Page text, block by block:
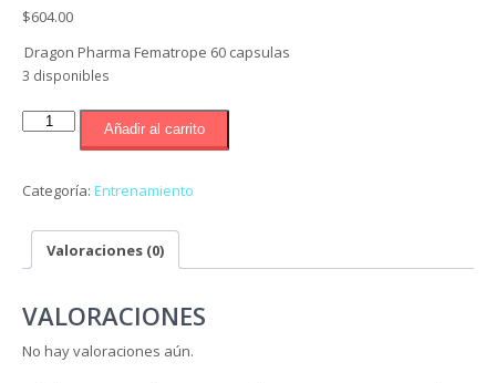
$604.00
Dragon Pharma Fematrope 60 capsulas
3 disponibles
Dragon
60
cantidad
Añadir al carrito
Categoría: Entrenamiento
Valoraciones (0)
VALORACIONES
No hay valoraciones aún.